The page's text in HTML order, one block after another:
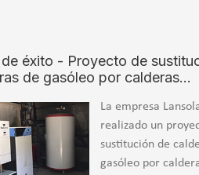
éxito - Proyecto de
de gasóleo por calderas…
La empresa
realizado un
sustitución de
gasóleo por